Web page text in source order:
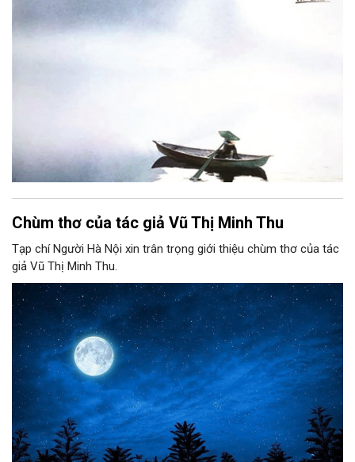
Chùm thơ của tác giả Vũ Thị Minh Thu
Tạp chí Người Hà Nội xin trân trọng giới thiệu chùm thơ của tác
giả Vũ Thị Minh Thu.